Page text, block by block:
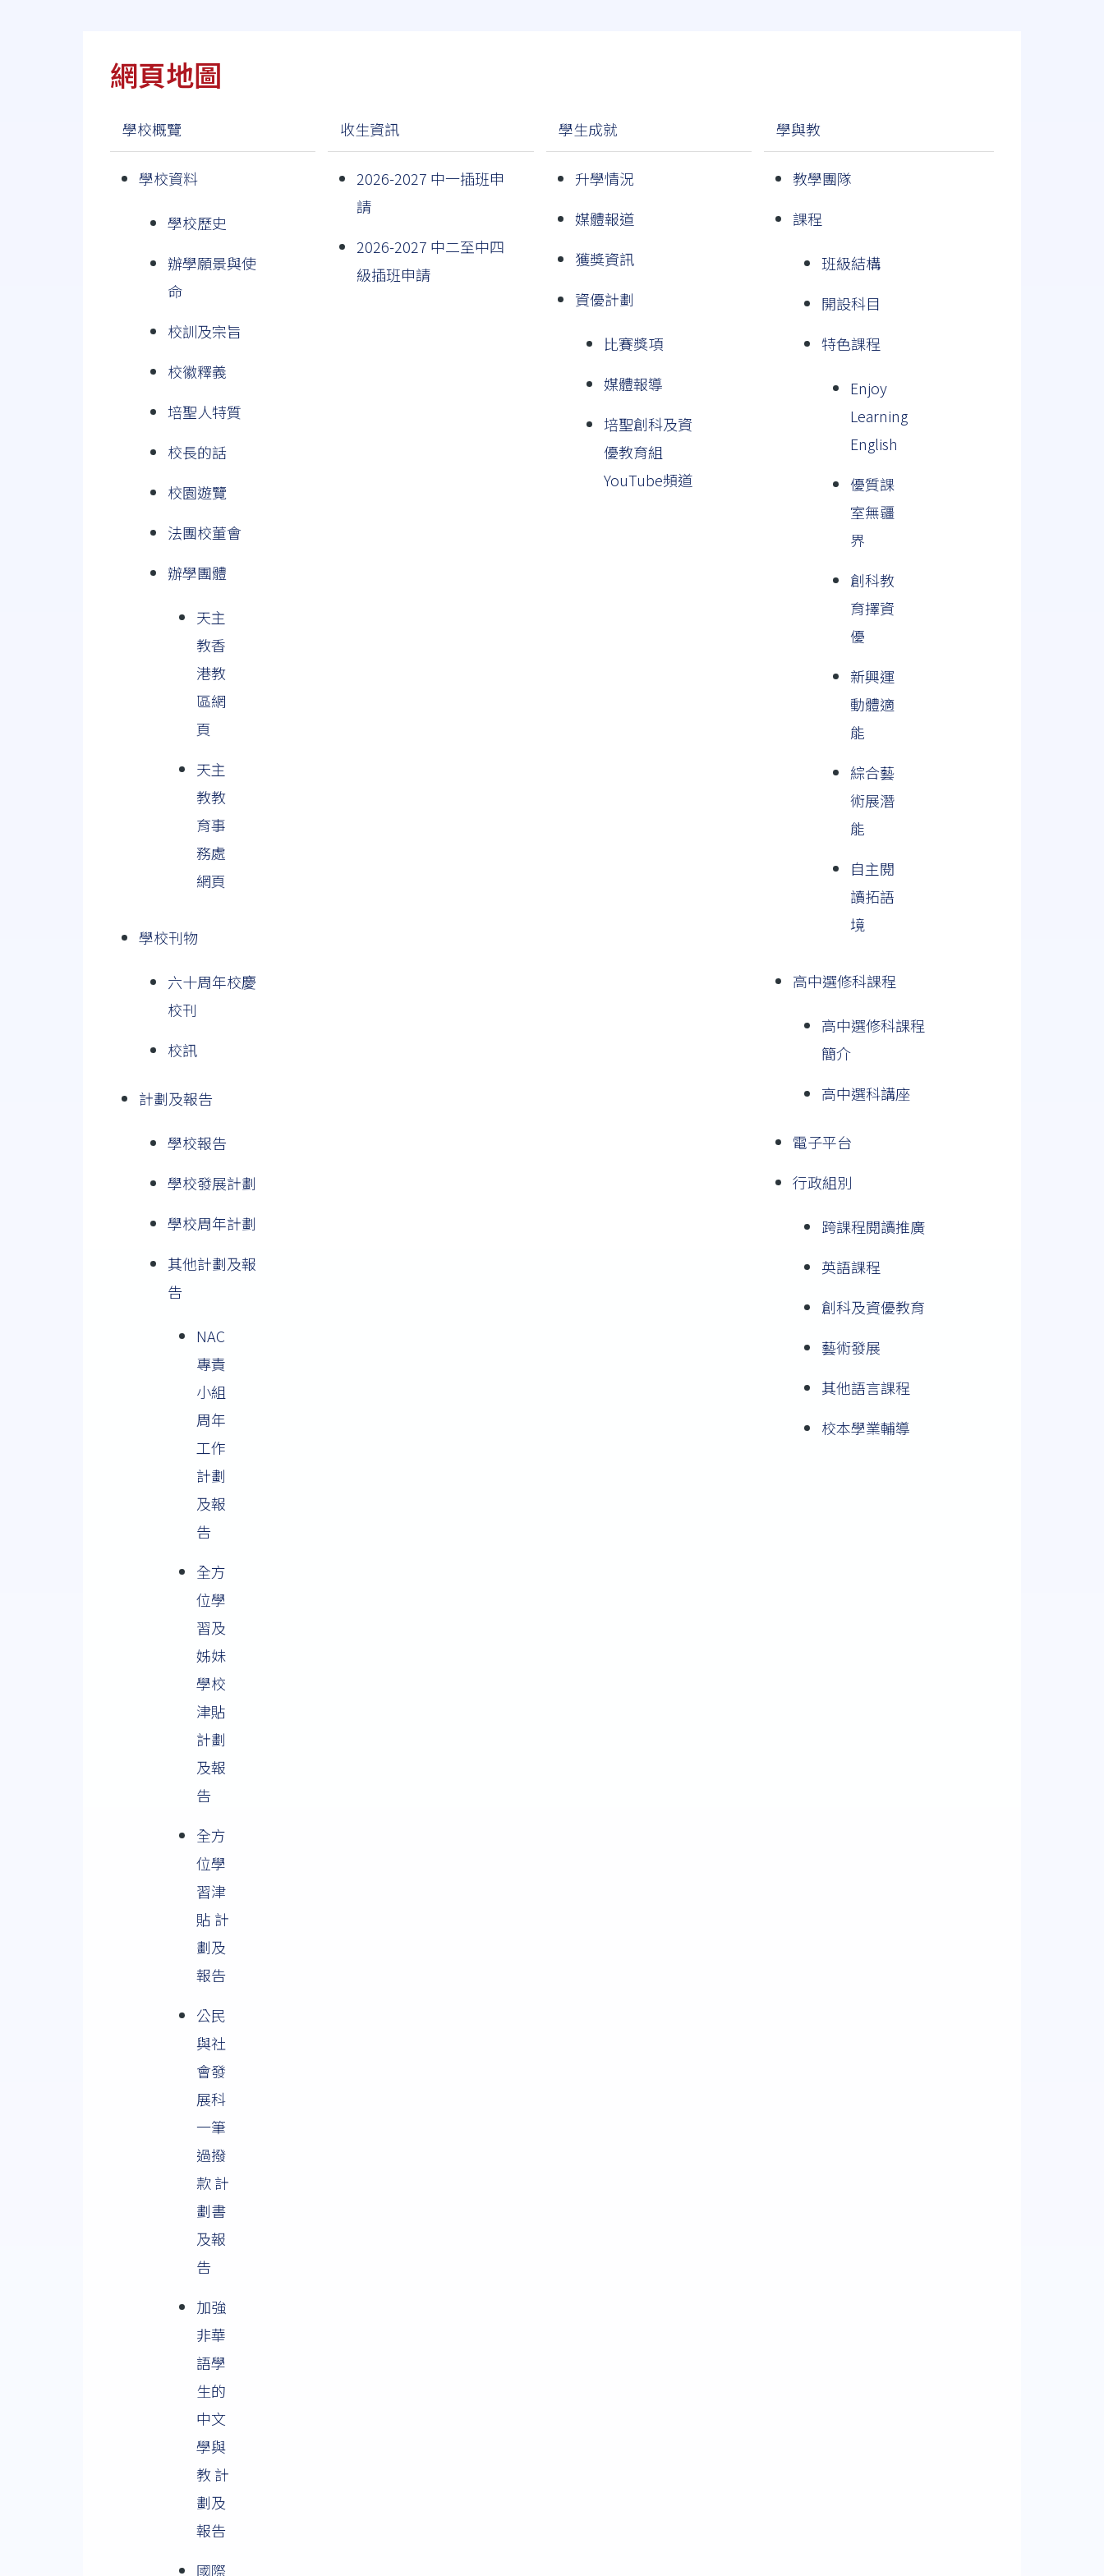
網頁地圖
學校概覽
學校資料
學校歷史
辦學願景與使
命
校訓及宗旨
校徽釋義
培聖人特質
校長的話
校園遊覽
法團校董會
辦學團體
天主
教香
港教
區網
頁
天主
教教
育事
務處
網頁
學校刊物
六十周年校慶
校刊
校訊
計劃及報告
學校報告
學校發展計劃
學校周年計劃
其他計劃及報
告
NAC
專責
小組
周年
工作
計劃
及報
告
全方
位學
習及
姊妹
學校
津貼
計劃
及報
告
全方
位學
習津
貼 計
劃及
報告
公民
與社
會發
展科
一筆
過撥
款 計
劃書
及報
告
加強
非華
語學
生的
中文
學與
教 計
劃及
報告
國際
收生資訊
2026-2027 中一插班申
請
2026-2027 中二至中四
級插班申請
學生成就
升學情況
媒體報道
獲獎資訊
資優計劃
比賽獎項
媒體報導
培聖創科及資
優教育組
YouTube頻道
學與教
教學團隊
課程
班級結構
開設科目
特色課程
Enjoy
Learning
English
優質課
室無疆
界
創科教
育擇資
優
新興運
動體適
能
綜合藝
術展潛
能
自主閱
讀拓語
境
高中選修科課程
高中選修科課程
簡介
高中選科講座
電子平台
行政組別
跨課程閱讀推廣
英語課程
創科及資優教育
藝術發展
其他語言課程
校本學業輔導